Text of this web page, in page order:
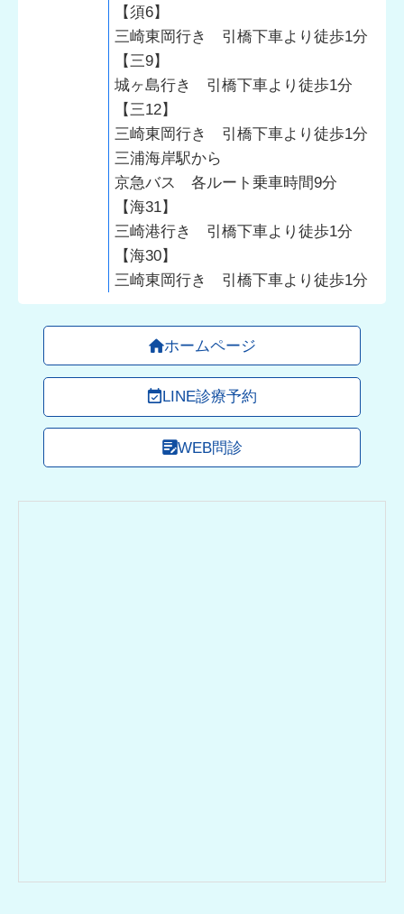
【須6】
三崎東岡行き 引橋下車より徒歩1分
【三9】
城ヶ島行き 引橋下車より徒歩1分
【三12】
三崎東岡行き 引橋下車より徒歩1分
三浦海岸駅から
京急バス 各ルート乗車時間9分
【海31】
三崎港行き 引橋下車より徒歩1分
【海30】
三崎東岡行き 引橋下車より徒歩1分
ホームページ
LINE診療予約
WEB問診